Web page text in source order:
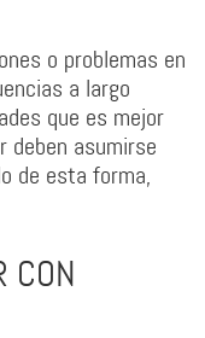
o problemas en
a largo
que es mejor
deben asumirse
de esta forma,
CON